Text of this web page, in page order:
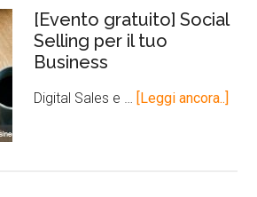
[Evento gratuito] Social
Selling per il tuo
Business
Digital Sales e … [Leggi ancora..]